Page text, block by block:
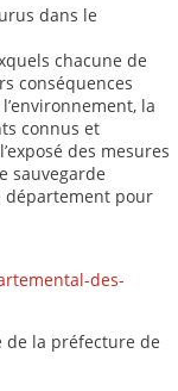
dans le
chacune de
conséquences
la
connus et
des mesures
sauvegarde
département pour
des-
de la préfecture de